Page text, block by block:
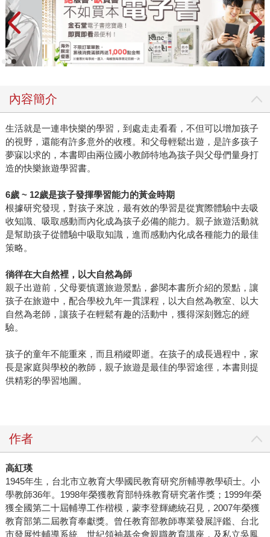
內容簡介
生活就是一連串快樂的學習，到處走走看看，不但可以增加孩子
的視野，還能有許多意外的收穫。和父母輕鬆出遊，是許多孩子
夢寐以求的，本書即由兩位國小教師特地為孩子與父母們量身打
造的快樂旅遊學習書。
6歲 ~ 12歲是孩子發揮學習能力的黃金時期
根據研究發現，對孩子來說，最有效的學習是從實際體驗中去吸
收知識、吸取感動而內化成為孩子必備的能力。親子旅遊活動就
是幫助孩子從體驗中吸取知識，進而感動內化成各種能力的最佳
策略。
徜徉在大自然裡，以大自然為師
親子出遊前，父母要慎選旅遊景點，參閱本書所介紹的景點，讓
孩子在旅遊中，配合學校九年一貫課程，以大自然為教室、以大
自然為老師，讓孩子在輕鬆有趣的活動中，獲得深刻難忘的經
驗。
孩子的童年不能重來，而且稍縱即逝。在孩子的成長過程中，家
長是家庭與學校的教師，親子旅遊是最佳的學習途徑，本書則提
供精彩的學習地圖。
作者
高紅瑛
1945年生，台北市立教育大學國民教育研究所輔導教學碩士。小
學教師36年。1998年榮獲教育部特殊教育研究著作獎；1999年榮
獲全國第二十屆輔導工作楷模，蒙李登輝總統召見，2007年榮獲
教育部第二屆教育奉獻獎。曾任教育部教師專業發展評鑑、台北
市發展性輔導系統、世紀領袖基金會親職教育講座，及私立吳鳳